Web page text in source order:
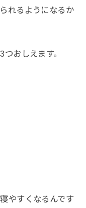
れるようになるか
おしえます。
やすくなるんです